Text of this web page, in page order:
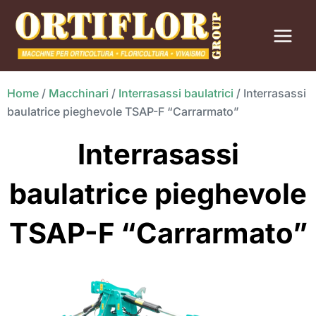
contenuto
Home / Macchinari / Interrasassi baulatrici / Interrasassi
baulatrice pieghevole TSAP-F “Carrarmato”
Interrasassi
baulatrice pieghevole
TSAP-F “Carrarmato”